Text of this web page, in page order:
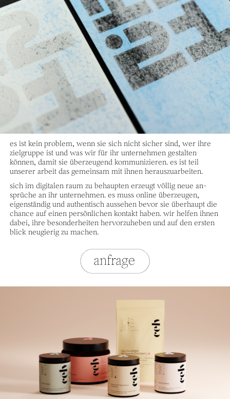
es ist kein problem, wenn sie sich nicht sicher sind, wer ihre
ziel­gruppe ist und was wir für ihr unter­nehmen gestalten
können, damit sie über­zeugend kommu­nizieren. es ist teil
unserer arbeit das gemeinsam mit ihnen heraus­zuarbeiten.
sich im digitalen raum zu behaupten erzeugt völlig neue an­
sprüche an ihr unter­nehmen. es muss online über­zeugen,
eigen­ständig und authentisch aussehen bevor sie über­haupt die
chance auf einen persön­lichen kontakt haben. wir helfen ihnen
dabei, ihre besonder­heiten hervor­zuheben und auf den ersten
blick neugierig zu machen.